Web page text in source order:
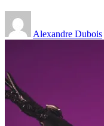
Alexandre Dubois